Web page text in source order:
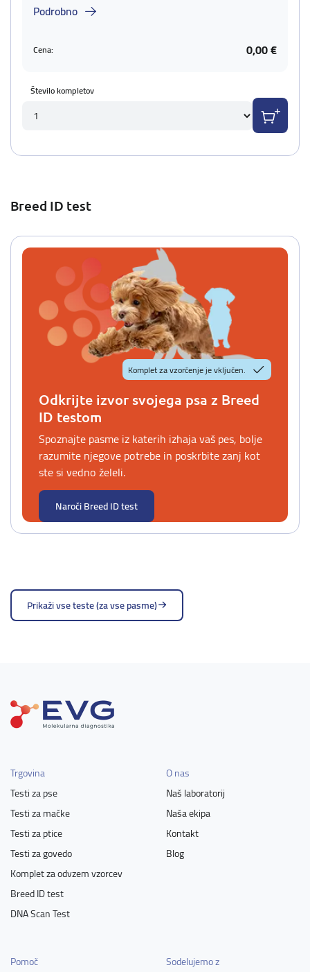
Podrobno
Cena: 0,00 €
Število kompletov
Breed ID test
Komplet za vzorčenje je vključen.
Odkrijte izvor svojega psa z Breed
ID testom
Spoznajte pasme iz katerih izhaja vaš pes, bolje
razumite njegove potrebe in poskrbite zanj kot
ste si vedno želeli.
Naroči Breed ID test
Prikaži vse teste (za vse pasme)
Trgovina
Testi za pse
Testi za mačke
Testi za ptice
Testi za govedo
Komplet za odvzem vzorcev
Breed ID test
DNA Scan Test
O nas
Naš laboratorij
Naša ekipa
Kontakt
Blog
Pomoč
Sodelujemo z